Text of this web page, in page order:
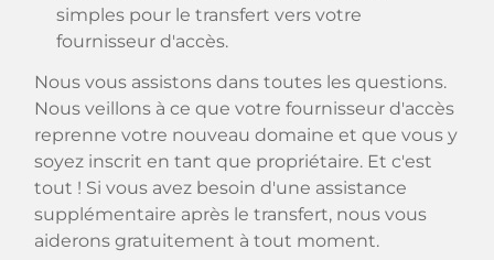
simples pour le transfert vers votre
fournisseur d'accès.
Nous vous assistons dans toutes les questions.
Nous veillons à ce que votre fournisseur d'accès
reprenne votre nouveau domaine et que vous y
soyez inscrit en tant que propriétaire. Et c'est
tout ! Si vous avez besoin d'une assistance
supplémentaire après le transfert, nous vous
aiderons gratuitement à tout moment.